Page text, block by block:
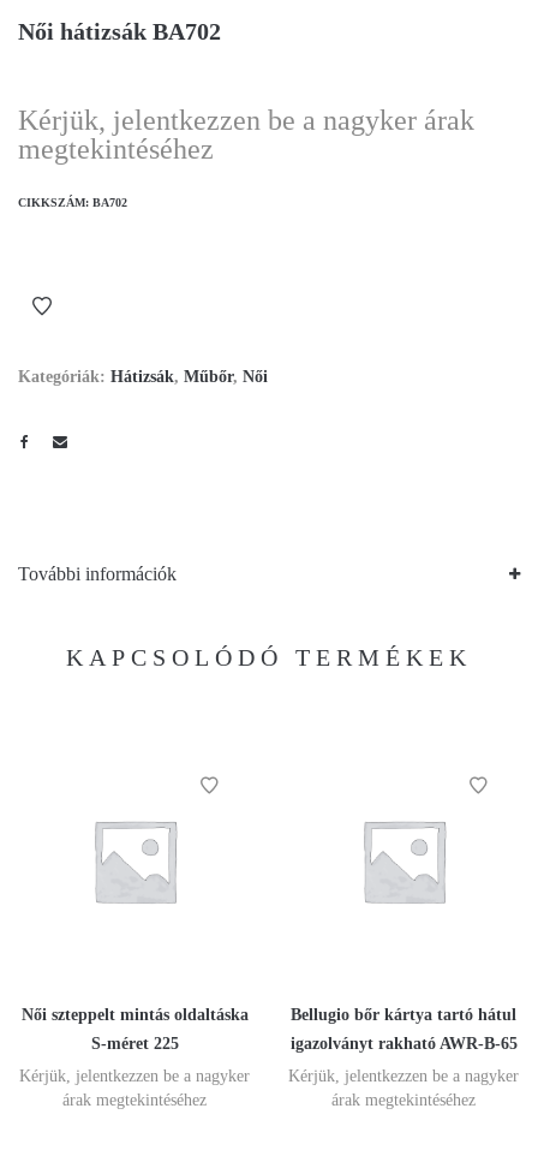
Női hátizsák BA702
Kérjük, jelentkezzen be a nagyker árak
megtekintéséhez
CIKKSZÁM: BA702
Kategóriák: Hátizsák, Műbőr, Női
További információk
KAPCSOLÓDÓ TERMÉKEK
Női szteppelt mintás oldaltáska
S-méret 225
Kérjük, jelentkezzen be a nagyker
árak megtekintéséhez
Bellugio bőr kártya tartó hátul
igazolványt rakható AWR-B-65
Kérjük, jelentkezzen be a nagyker
árak megtekintéséhez